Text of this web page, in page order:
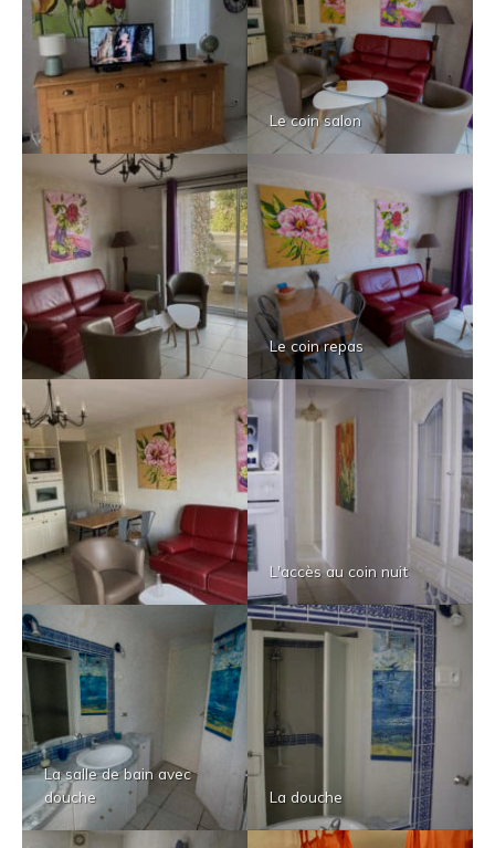
Le coin salon
Le coin repas
L'accès au coin nuit
La salle de bain avec
douche
La douche